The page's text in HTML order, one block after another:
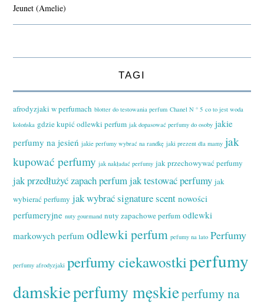
Jeunet (Amelie)
TAGI
afrodyzjaki w perfumach blotter do testowania perfum Chanel N ° 5 co to jest woda
kolońska gdzie kupić odlewki perfum jak dopasować perfumy do osoby jakie
perfumy na jesień jakie perfumy wybrać na randkę jaki prezent dla mamy jak
kupować perfumy jak nakładać perfumy jak przechowywać perfumy
jak przedłużyć zapach perfumjak testować perfumy jak
wybierać perfumy jak wybrać signature scent nowości
perfumeryjne nuty gourmand nuty zapachowe perfum odlewki
markowych perfum odlewki perfum pefumy na lato Perfumy
perfumy afrodyzjaki perfumy ciekawostkiperfumy
damskieperfumy męskieperfumy na